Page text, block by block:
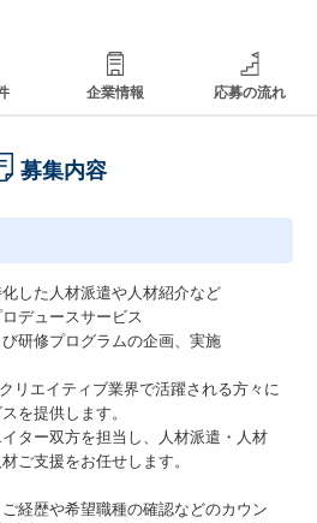
企業情報 応募の流れ
募集内容
した人材派遣や人材紹介など
デュースサービス
研修プログラムの企画、実施
リエイティブ業界で活躍される⽅々に
を提供します。
ター双方を担当し、人材派遣・人材
ご支援をお任せします。
経歴や希望職種の確認などのカウン